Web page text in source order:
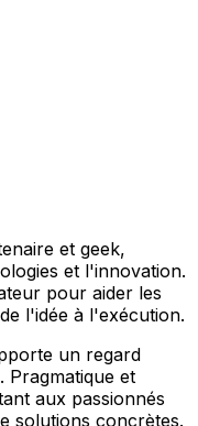
et geek,
et l'innovation.
pour aider les
l'idée à l'exécution.
un regard
Pragmatique et
aux passionnés
solutions concrètes.